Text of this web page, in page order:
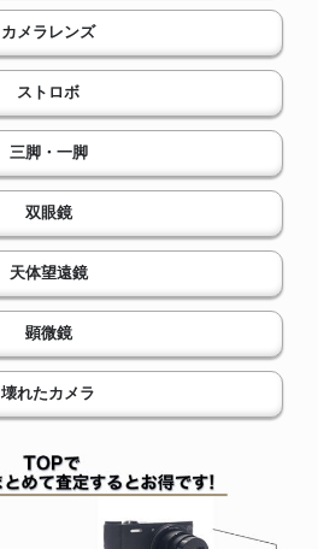
カメラレンズ
ストロボ
三脚・一脚
双眼鏡
天体望遠鏡
顕微鏡
壊れたカメラ